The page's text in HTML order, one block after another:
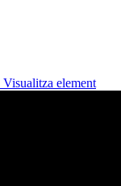
Visualitza element